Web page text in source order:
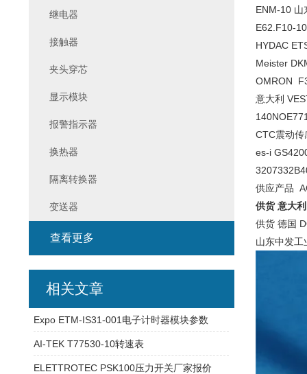
ENM-10
E62.F10-
HYDAC
Meister
OMRON
意大利
CTC震动
es-i
供应产品
供货 意大
供货 德国
山东中发工
继电器
接触器
夹头穿芯
显示模块
报警指示器
换热器
隔离转换器
变送器
查看更多
相关文章
Expo ETM-IS31-001电子计时器模块参数
AI-TEK T77530-10转速表
ELETTROTEC PSK100压力开关厂家报价